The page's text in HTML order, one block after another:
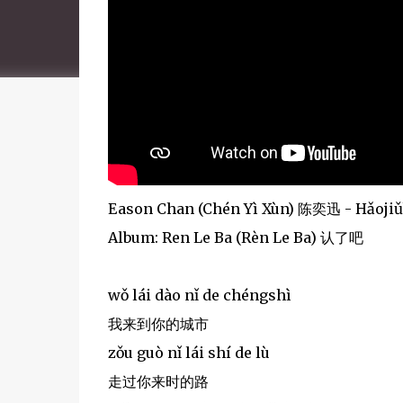
Eason Chan (Chén Yì Xùn) 陈奕迅 -
Album: Ren Le Ba (Rèn Le Ba) 认了吧
wǒ lái dào nǐ de chéngshì
我来到你的城市
zǒu guò nǐ lái shí de lù
走过你来时的路